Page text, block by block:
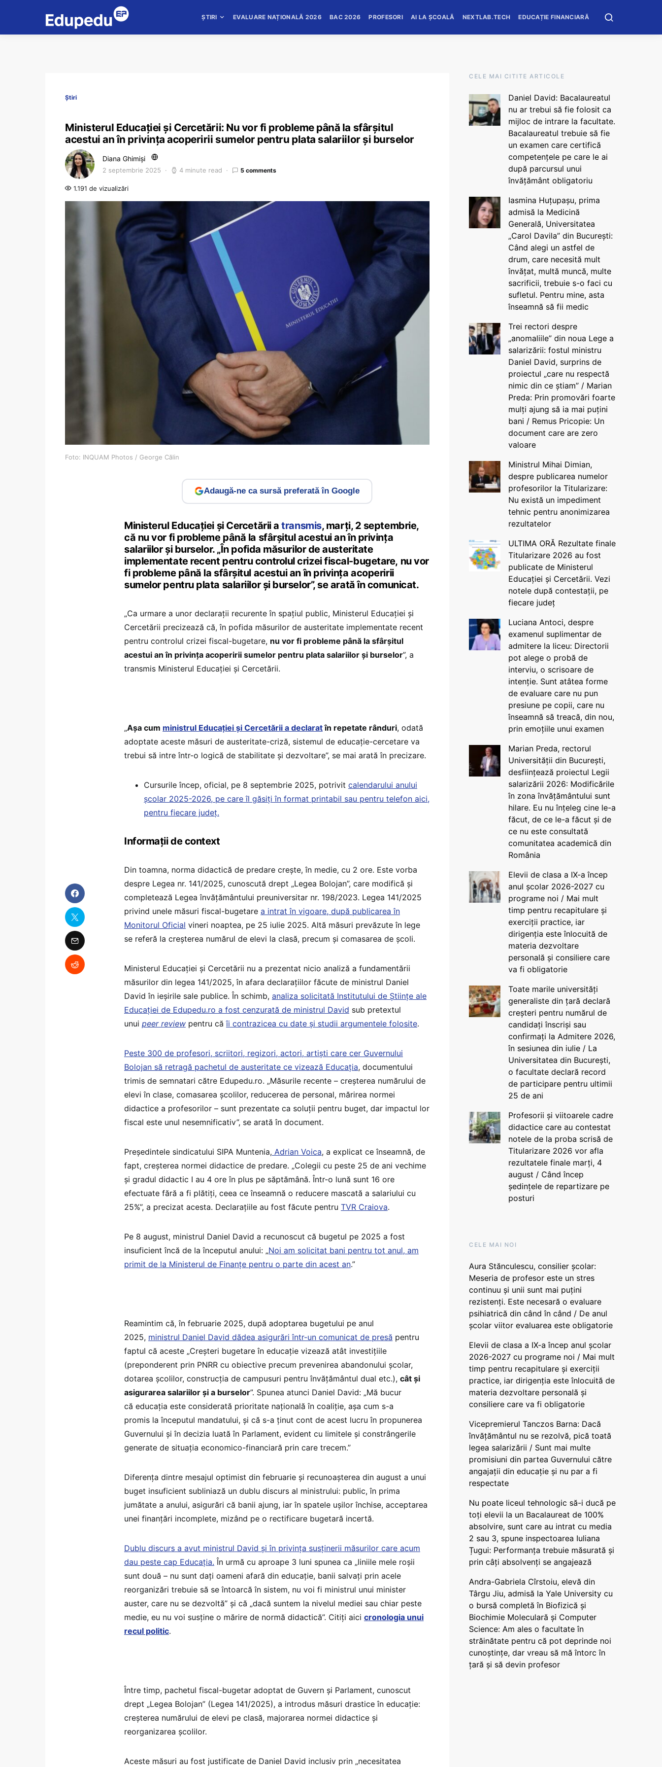
ȘTIRI EVALUARE NAȚIONALĂ 2026 BAC 2026 PROFESORI AI LA ȘCOALĂ NEXTLAB.TECH EDUCAȚIE FINANCIARĂ
Știri
Ministerul Educației și Cercetării: Nu vor fi probleme până la sfârșitul
acestui an în privința acoperirii sumelor pentru plata salariilor și burselor
Diana Ghimiși
2 septembrie 2025 4 minute read 5 comments
1.191 de vizualizări
Foto: INQUAM Photos / George Călin
Adaugă-ne ca sursă preferată în Google
Ministerul Educației și Cercetării atransmis, marți, 2 septembrie,
că nu vor fi probleme până la sfârșitul acestui an în privința
salariilor și burselor. „În pofida măsurilor de austeritate
implementate recent pentru controlul crizei fiscal-bugetare, nu vor
fi probleme până la sfârșitul acestui an în privința acoperirii
sumelor pentru plata salariilor și burselor”, se arată în comunicat.
„Ca urmare a unor declarații recurente în spațiul public, Ministerul Educației și
Cercetării precizează că, în pofida măsurilor de austeritate implementate recent
pentru controlul crizei fiscal-bugetare, nu vor fi probleme până la sfârșitul
acestui an în privința acoperirii sumelor pentru plata salariilor și burselor”, a
transmis Ministerul Educației și Cercetării.
„Așa cum ministrul Educației și Cercetării a declaratîn repetate rânduri, odată
adoptate aceste măsuri de austeritate-criză, sistemul de educație-cercetare va
trebui să intre într-o logică de stabilitate și dezvoltare”, se mai arată în precizare.
Cursurile încep, oficial, pe 8 septembrie 2025, potrivit calendarului anului
școlar 2025-2026, pe care îl găsiți în format printabil sau pentru telefon aici,
pentru fiecare județ.
Informații de context
Din toamna, norma didactică de predare crește, în medie, cu 2 ore. Este vorba
despre Legea nr. 141/2025, cunoscută drept „Legea Bolojan”, care modifică și
completează Legea învățământului preuniversitar nr. 198/2023. Legea 141/2025
privind unele măsuri fiscal-bugetare a intrat în vigoare, după publicarea în
Monitorul Oficial vineri noaptea, pe 25 iulie 2025. Altă măsuri prevăzute în lege
se referă la creșterea numărul de elevi la clasă, precum și comasarea de școli.
Ministerul Educației și Cercetării nu a prezentat nicio analiză a fundamentării
măsurilor din legea 141/2025, în afara declarațiilor făcute de ministrul Daniel
David în ieșirile sale publice. În schimb, analiza solicitată Institutului de Științe ale
Educației de Edupedu.ro a fost cenzurată de ministrul David sub pretextul
unui peer review pentru căîi contrazicea cu date și studii argumentele folosite.
Peste 300 de profesori, scriitori, regizori, actori, artiști care cer Guvernului
Bolojan să retragă pachetul de austeritate ce vizează Educația, documentului
trimis de semnatari către Edupedu.ro. „Măsurile recente – creșterea numărului de
elevi în clase, comasarea școlilor, reducerea de personal, mărirea normei
didactice a profesorilor – sunt prezentate ca soluții pentru buget, dar impactul lor
fiscal este unul nesemnificativ”, se arată în document.
Președintele sindicatului SIPA Muntenia, Adrian Voica, a explicat ce înseamnă, de
fapt, creșterea normei didactice de predare. „Colegii cu peste 25 de ani vechime
și gradul didactic I au 4 ore în plus pe săptămână. Într-o lună sunt 16 ore
efectuate fără a fi plătiți, ceea ce înseamnă o reducere mascată a salariului cu
25%”, a precizat acesta. Declarațiile au fost făcute pentru TVR Craiova.
Pe 8 august, ministrul Daniel David a recunoscut că bugetul pe 2025 a fost
insuficient încă de la începutul anului: „Noi am solicitat bani pentru tot anul, am
primit de la Ministerul de Finanțe pentru o parte din acest an.”
Reamintim că, în februarie 2025, după adoptarea bugetului pe anul
2025, ministrul Daniel David dădea asigurări într-un comunicat de presă pentru
faptul că aceste „Creșteri bugetare în educație vizează atât investițiile
(preponderent prin PNRR cu obiective precum prevenirea abandonului școlar,
dotarea școlilor, construcția de campusuri pentru învățământul dual etc.), cât și
asigurarea salariilor și a burselor”. Spunea atunci Daniel David: „Mă bucur
că educația este considerată prioritate națională în coaliție, așa cum s-a
promis la începutul mandatului, și că s-a ținut cont de acest lucru în propunerea
Guvernului și în decizia luată în Parlament, evident cu limitele și constrângerile
generate de situația economico-financiară prin care trecem.”
Diferența dintre mesajul optimist din februarie și recunoașterea din august a unui
buget insuficient subliniază un dublu discurs al ministrului: public, în prima
jumătate a anului, asigurări că banii ajung, iar în spatele ușilor închise, acceptarea
unei finanțări incomplete, mizând pe o rectificare bugetară incertă.
Dublu discurs a avut ministrul David și în privința susținerii măsurilor care acum
dau peste cap Educația. În urmă cu aproape 3 luni spunea ca „liniile mele roșii
sunt două – nu sunt dați oameni afară din educație, banii salvați prin acele
reorganizări trebuie să se întoarcă în sistem, nu voi fi ministrul unui minister
auster, care nu se dezvoltă” și că „dacă suntem la nivelul mediei sau chiar peste
medie, eu nu voi susține o mărire de normă didactică”. Citiți aici cronologia unui
recul politic.
Între timp, pachetul fiscal-bugetar adoptat de Guvern și Parlament, cunoscut
drept „Legea Bolojan” (Legea 141/2025), a introdus măsuri drastice în educație:
creșterea numărului de elevi pe clasă, majorarea normei didactice și
reorganizarea școlilor.
Aceste măsuri au fost justificate de Daniel David inclusiv prin „necesitatea
CELE MAI CITITE ARTICOLE
Daniel David: Bacalaureatul
nu ar trebui să fie folosit ca
mijloc de intrare la facultate.
Bacalaureatul trebuie să fie
un examen care certifică
competențele pe care le ai
după parcursul unui
învățământ obligatoriu
Iasmina Huțupașu, prima
admisă la Medicină
Generală, Universitatea
„Carol Davila” din București:
Când alegi un astfel de
drum, care necesită mult
învățat, multă muncă, multe
sacrificii, trebuie s-o faci cu
sufletul. Pentru mine, asta
înseamnă să fii medic
Trei rectori despre
„anomaliile” din noua Lege a
salarizării: fostul ministru
Daniel David, surprins de
proiectul „care nu respectă
nimic din ce știam” / Marian
Preda: Prin promovări foarte
mulți ajung să ia mai puțini
bani / Remus Pricopie: Un
document care are zero
valoare
Ministrul Mihai Dimian,
despre publicarea numelor
profesorilor la Titularizare:
Nu există un impediment
tehnic pentru anonimizarea
rezultatelor
ULTIMA ORĂ Rezultate finale
Titularizare 2026 au fost
publicate de Ministerul
Educației și Cercetării. Vezi
notele după contestații, pe
fiecare județ
Luciana Antoci, despre
examenul suplimentar de
admitere la liceu: Directorii
pot alege o probă de
interviu, o scrisoare de
intenție. Sunt atâtea forme
de evaluare care nu pun
presiune pe copii, care nu
înseamnă să treacă, din nou,
prin emoțiile unui examen
Marian Preda, rectorul
Universității din București,
desființează proiectul Legii
salarizării 2026: Modificările
în zona învățământului sunt
hilare. Eu nu înțeleg cine le-a
făcut, de ce le-a făcut și de
ce nu este consultată
comunitatea academică din
România
Elevii de clasa a IX-a încep
anul școlar 2026-2027 cu
programe noi / Mai mult
timp pentru recapitulare și
exerciții practice, iar
dirigenția este înlocuită de
materia dezvoltare
personală și consiliere care
va fi obligatorie
Toate marile universități
generaliste din țară declară
creșteri pentru numărul de
candidați înscriși sau
confirmați la Admitere 2026,
în sesiunea din iulie / La
Universitatea din București,
o facultate declară record
de participare pentru ultimii
25 de ani
Profesorii și viitoarele cadre
didactice care au contestat
notele de la proba scrisă de
Titularizare 2026 vor afla
rezultatele finale marți, 4
august / Când încep
ședințele de repartizare pe
posturi
CELE MAI NOI
Aura Stănculescu, consilier școlar:
Meseria de profesor este un stres
continuu și unii sunt mai puțini
rezistenți. Este necesară o evaluare
psihiatrică din când în când / De anul
școlar viitor evaluarea este obligatorie
Elevii de clasa a IX-a încep anul școlar
2026-2027 cu programe noi / Mai mult
timp pentru recapitulare și exerciții
practice, iar dirigenția este înlocuită de
materia dezvoltare personală și
consiliere care va fi obligatorie
Vicepremierul Tanczos Barna: Dacă
învățământul nu se rezolvă, pică toată
legea salarizării / Sunt mai multe
promisiuni din partea Guvernului către
angajații din educație și nu par a fi
respectate
Nu poate liceul tehnologic să-i ducă pe
toți elevii la un Bacalaureat de 100%
absolvire, sunt care au intrat cu media
2 sau 3, spune inspectoarea Iuliana
Țugui: Performanța trebuie măsurată și
prin câți absolvenți se angajează
Andra-Gabriela Cîrstoiu, elevă din
Târgu Jiu, admisă la Yale University cu
o bursă completă în Biofizică și
Biochimie Moleculară și Computer
Science: Am ales o facultate în
străinătate pentru că pot deprinde noi
cunoștințe, dar vreau să mă întorc în
țară și să devin profesor